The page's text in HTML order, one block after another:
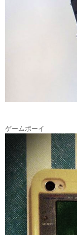
ゲームボーイ